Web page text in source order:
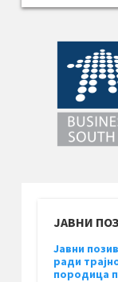
ЈАВНИ
Јавни
ради
породица